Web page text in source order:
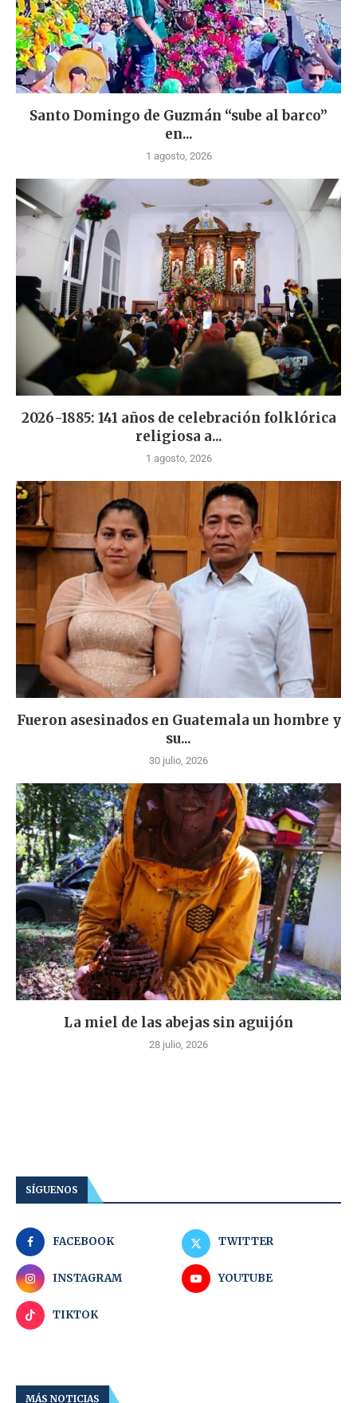
Santo Domingo de Guzmán “sube al barco”
en...
1 agosto, 2026
2026-1885: 141 años de celebración folklórica
religiosa a...
1 agosto, 2026
Fueron asesinados en Guatemala un hombre y
su...
30 julio, 2026
La miel de las abejas sin aguijón
28 julio, 2026
SÍGUENOS
FACEBOOK TWITTER
INSTAGRAM YOUTUBE
TIKTOK
MÁS NOTICIAS